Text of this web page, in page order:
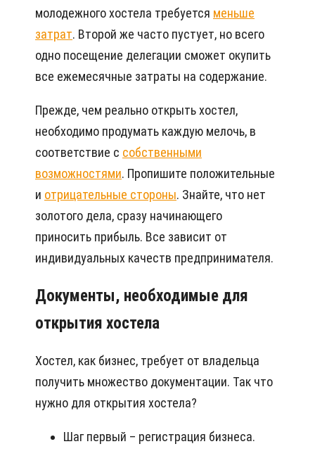
молодежного хостела требуется меньше
затрат. Второй же часто пустует, но всего
одно посещение делегации сможет окупить
все ежемесячные затраты на содержание.
Прежде, чем реально открыть хостел,
необходимо продумать каждую мелочь, в
соответствие с собственными
возможностями. Пропишите положительные
и отрицательные стороны. Знайте, что нет
золотого дела, сразу начинающего
приносить прибыль. Все зависит от
индивидуальных качеств предпринимателя.
Документы, необходимые для
открытия хостела
Хостел, как бизнес, требует от владельца
получить множество документации. Так что
нужно для открытия хостела?
Шаг первый – регистрация бизнеса.